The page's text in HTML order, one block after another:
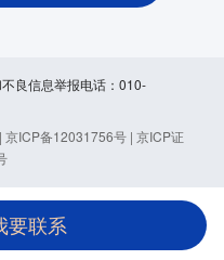
要联系
良信息举报电话：010-
京ICP备12031756号 | 京ICP证